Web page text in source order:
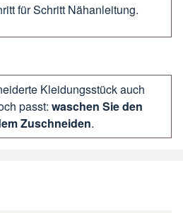
für Schritt Nähanleitung.
Kleidungsstück auch
passt: waschen Sie den
Zuschneiden.